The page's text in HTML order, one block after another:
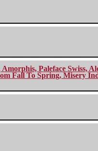
Paleface Swiss,
Fall To Spring, Misery